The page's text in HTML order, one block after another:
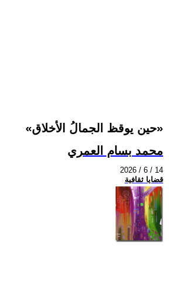
«حين يوقظ الجمالُ الأخلاق»
محمد بسام العمري
2026 / 6 / 14
قضايا ثقافية